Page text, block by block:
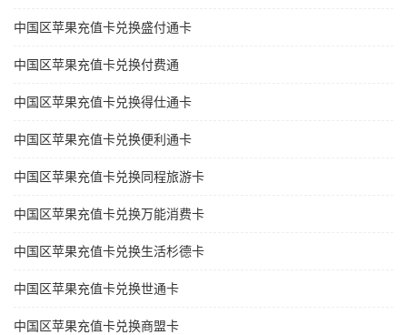
中国区苹果充值卡兑换盛付通卡
中国区苹果充值卡兑换付费通
中国区苹果充值卡兑换得仕通卡
中国区苹果充值卡兑换便利通卡
中国区苹果充值卡兑换同程旅游卡
中国区苹果充值卡兑换万能消费卡
中国区苹果充值卡兑换生活杉德卡
中国区苹果充值卡兑换世通卡
中国区苹果充值卡兑换商盟卡